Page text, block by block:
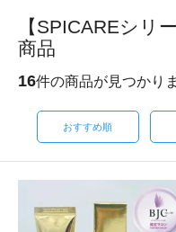
【SPICAREシリ
商品
16件の商品が見つかり
おすすめ順